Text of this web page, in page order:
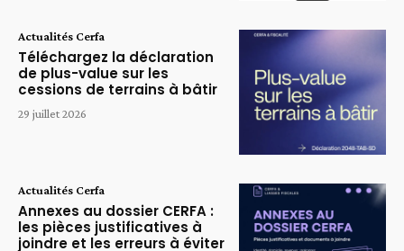
Actualités Cerfa
Téléchargez la déclaration
de plus-value sur les
cessions de terrains à bâtir
29 juillet 2026
Actualités Cerfa
Annexes au dossier CERFA :
les pièces justificatives à
joindre et les erreurs à éviter